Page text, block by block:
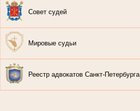
Совет судей
Мировые судьи
Реестр адвокатов Санкт-Петербурга